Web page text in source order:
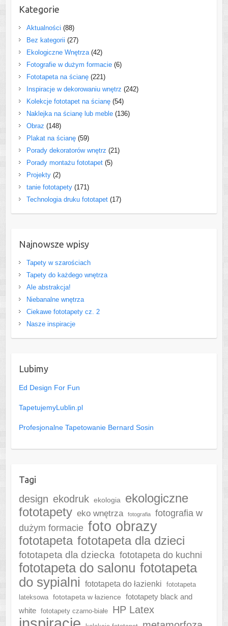
Kategorie
Aktualności (88)
Bez kategorii (27)
Ekologiczne Wnętrza(42)
Fotografie w dużym formacie(6)
Fototapeta na ścianę(221)
Inspiracje w dekorowaniu wnętrz (242)
Kolekcje fototapet na ścianę(54)
Naklejka na ścianę lub meble(136)
Obraz (148)
Plakat na ścianę(59)
Porady dekoratorów wnętrz (21)
Porady montażu fototapet(5)
Projekty(2)
tanie fototapety(171)
Technologia druku fototapet(17)
Najnowsze wpisy
Tapety w szarościach
Tapety do każdego wnętrza
Ale abstrakcja!
Niebanalne wnętrza
Ciekawe fototapety cz. 2
Nasze inspiracje
Lubimy
Ed Design For Fun
TapetujemyLublin.pl
Profesjonalne Tapetowanie Bernard Sosin
Tagi
design ekodruk ekologia
ekologiczne
fototapety eko wnętrza fotografia
fotografia w
dużym formacie foto obrazy
fototapeta fototapeta dla dzieci
fototapeta dla dziecka fototapeta do kuchni
fototapeta do salonu fototapeta
do sypialni
fototapeta do łazienki
fototapeta
lateksowa
fototapeta w łazience
fototapety black and
white
fototapety czarno-białe HP Latex